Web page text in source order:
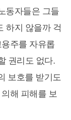
동자들은 그들
하지 않을까 걱
주를 자유롭
권리도 없다.
보호를 받기도
해 피해를 보